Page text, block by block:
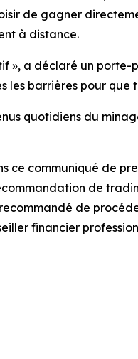
de gagner
à distance.
», a déclaré un porte-
les barrières pour
quotidiens du
ce communiqué de
de
de
financier